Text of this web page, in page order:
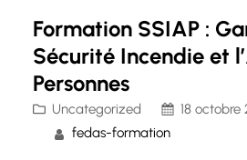
Formation SSIAP :
Sécurité Incendie et
Personnes
Uncategorized
18 octobre
fedas-formation